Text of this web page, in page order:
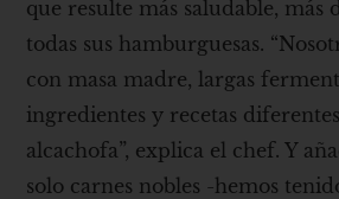
que resulte más saludable, más
todas sus hamburguesas.
con masa madre, largas
ingredientes y recetas
alcachofa”, explica el chef. Y
solo carnes nobles -hemos